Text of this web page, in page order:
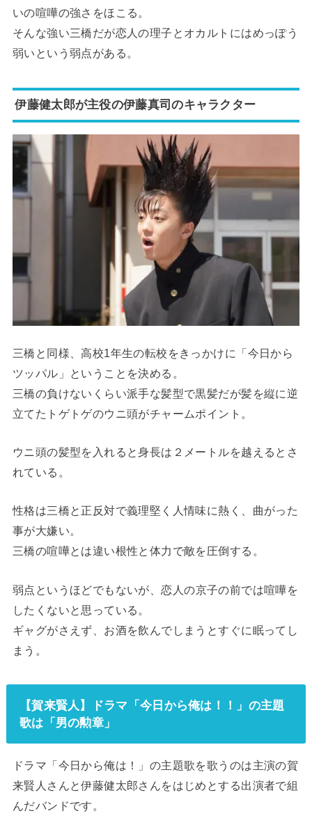
いの喧嘩の強さをほこる。
そんな強い三橋だが恋人の理子とオカルトにはめっぽう
弱いという弱点がある。
伊藤健太郎が主役の伊藤真司のキャラクター
三橋と同様、高校1年生の転校をきっかけに「今日から
ツッパル」ということを決める。
三橋の負けないくらい派手な髪型で黒髪だが髪を縦に逆
立てたトゲトゲのウニ頭がチャームポイント。
ウニ頭の髪型を入れると身長は２メートルを越えるとさ
れている。
性格は三橋と正反対で義理堅く人情味に熱く、曲がった
事が大嫌い。
三橋の喧嘩とは違い根性と体力で敵を圧倒する。
弱点というほどでもないが、恋人の京子の前では喧嘩を
したくないと思っている。
ギャグがさえず、お酒を飲んでしまうとすぐに眠ってし
まう。
【賀来賢人】ドラマ「今日から俺は！！」の主題
歌は「男の勲章」
ドラマ「今日から俺は！」の主題歌を歌うのは主演の賀
来賢人さんと伊藤健太郎さんをはじめとする出演者で組
んだバンドです。